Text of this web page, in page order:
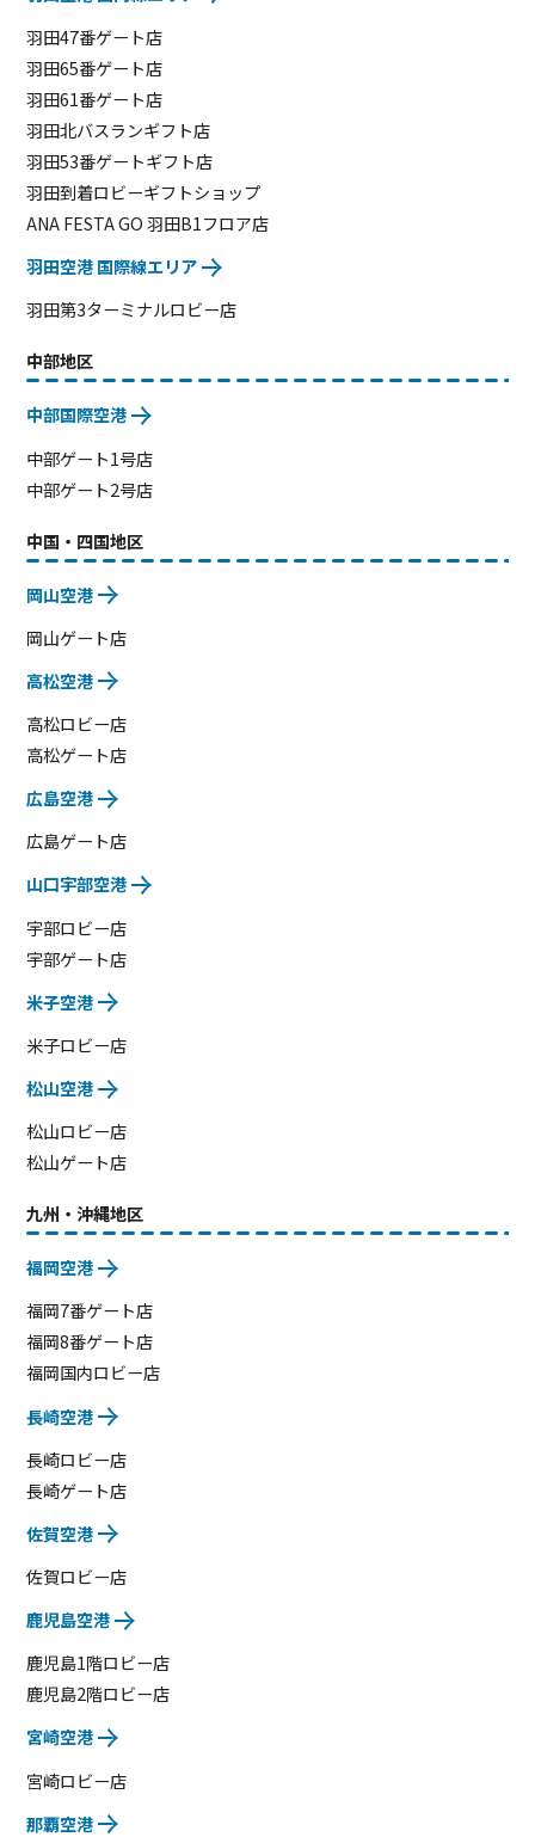
羽田47番ゲート店
羽田65番ゲート店
羽田61番ゲート店
羽田北バスランギフト店
羽田53番ゲートギフト店
羽田到着ロビーギフトショップ
ANA FESTA GO 羽田B1フロア店
羽田空港 国際線エリア
羽田第3ターミナルロビー店
中部地区
中部国際空港
中部ゲート1号店
中部ゲート2号店
中国・四国地区
岡山空港
岡山ゲート店
高松空港
高松ロビー店
高松ゲート店
広島空港
広島ゲート店
山口宇部空港
宇部ロビー店
宇部ゲート店
米子空港
米子ロビー店
松山空港
松山ロビー店
松山ゲート店
九州・沖縄地区
福岡空港
福岡7番ゲート店
福岡8番ゲート店
福岡国内ロビー店
長崎空港
長崎ロビー店
長崎ゲート店
佐賀空港
佐賀ロビー店
鹿児島空港
鹿児島1階ロビー店
鹿児島2階ロビー店
宮崎空港
宮崎ロビー店
那覇空港